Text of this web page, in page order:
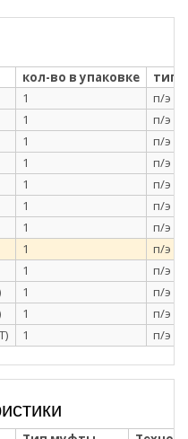
кол-во в упаковке тип
1 п/э
1 п/э
1 п/э
1 п/э
1 п/э
1 п/э
1 п/э
1 п/э
1 п/э
1 п/э
1 п/э
1 п/э